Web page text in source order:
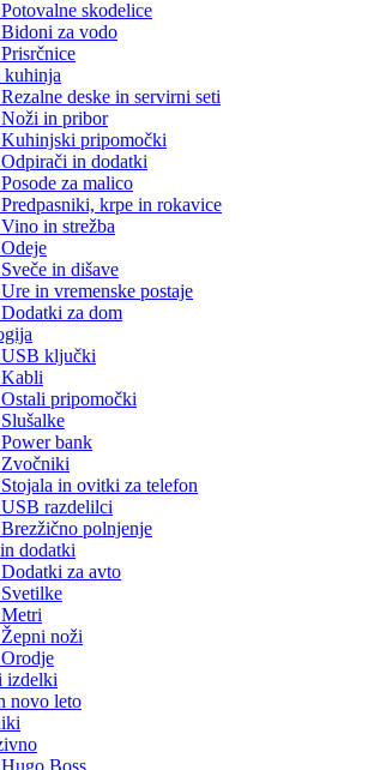
skodelice
za vodo
deske in servirni seti
in pribor
pripomočki
in dodatki
za malico
krpe in rokavice
in strežba
in dišave
in vremenske postaje
za dom
ključki
pripomočki
bank
in ovitki za telefon
razdelilci
polnjenje
dodatki
za avto
noži
izdelki
novo leto
Boss